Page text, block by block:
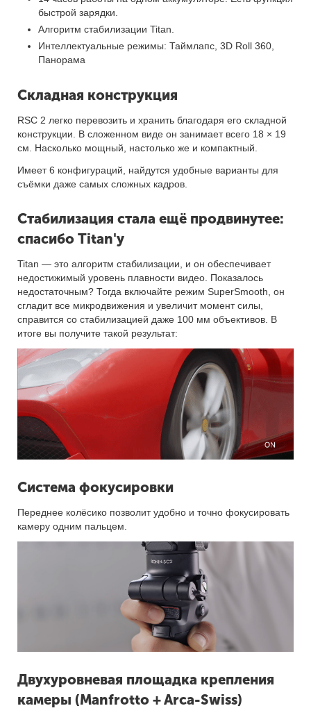
быстрой зарядки.
Алгоритм стабилизации Titan.
Интеллектуальные режимы: Таймлапс, 3D Roll 360,
Панорама
Складная конструкция
RSC 2 легко перевозить и хранить благодаря его складной
конструкции. В сложенном виде он занимает всего 18 × 19
см. Насколько мощный, настолько же и компактный.
Имеет 6 конфигураций, найдутся удобные варианты для
съёмки даже самых сложных кадров.
Стабилизация стала ещё продвинутее:
спасибо Titan'у
Titan — это алгоритм стабилизации, и он обеспечивает
недостижимый уровень плавности видео. Показалось
недостаточным? Тогда включайте режим SuperSmooth, он
сгладит все микродвижения и увеличит момент силы,
справится со стабилизацией даже 100 мм объективов. В
итоге вы получите такой результат:
Система фокусировки
Переднее колёсико позволит удобно и точно фокусировать
камеру одним пальцем.
Двухуровневая площадка крепления
камеры (Manfrotto + Arca-Swiss)